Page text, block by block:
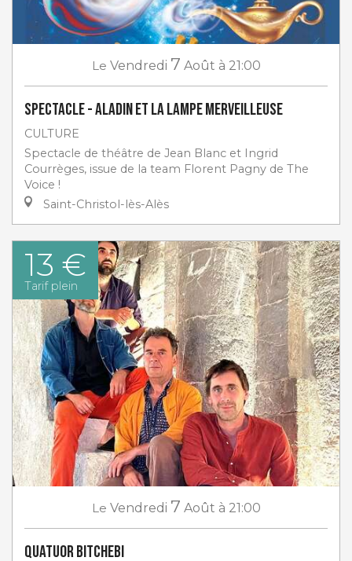
Le Vendredi 7 Août à 21:00
Spectacle - Aladin et la lampe merveilleuse
CULTURE
Spectacle de théâtre de Jean Blanc et Ingrid
Courrèges, issue de la team Florent Pagny de The
Voice !
Saint-Christol-lès-Alès
13 €
Tarif plein
Le Vendredi 7 Août à 21:00
Quatuor Bitchebi